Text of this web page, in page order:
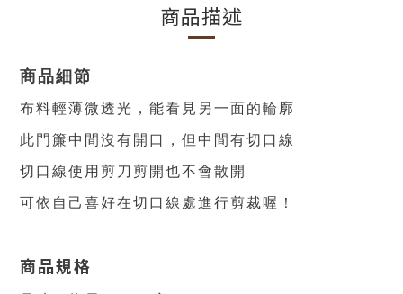
商品描述
商品細節
布料輕薄微透光，能看見另一面的輪廓
此門簾中間沒有開口，但中間有切口線
切口線使用剪刀剪開也不會散開
可依自己喜好在切口線處進行剪裁喔！
商品規格